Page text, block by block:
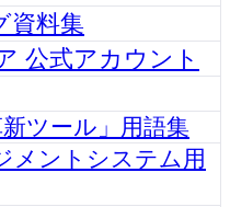
資料集
公式アカウント
ツール」用語集
メントシステム用